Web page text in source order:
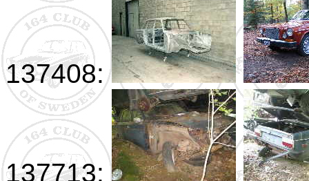
137408:
137713: